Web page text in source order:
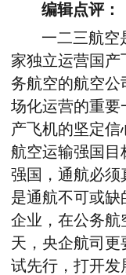
编辑点评：
一二三航空
家独立运营国
务航空的航空公
场化运营的重要
产飞机的坚定
航空运输强国目
强国，通航必须
是通航不可或
企业，在公务航
天，央企航司
试先行，打开发